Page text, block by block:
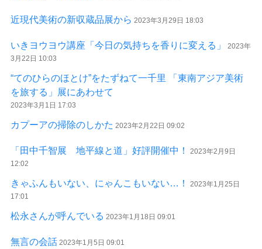
近現代美術の新収蔵品展から 2023年3月29日 18:03
いきヨウヨウ講座「今日の気持ちを香りに変える」
2023年
3月22日 10:03
“てのひらのほとけ”をたずねて一千里 「東南アジア美術
を旅する」展にあわせて
2023年3月1日 17:03
カプーアの掃除のしかた 2023年2月22日 09:02
「田中千智展 地平線と道」好評開催中！
2023年2月9日
12:02
きゃふんもいない、にゃんこもいない…！
2023年1月25日
17:01
松永さんが呼んでいる 2023年1月18日 09:01
無言の会話 2023年1月5日 09:01